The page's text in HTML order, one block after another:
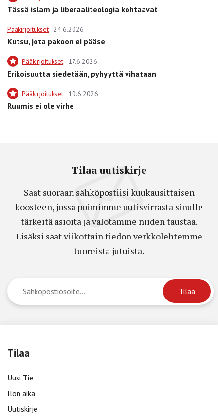
Tässä islam ja liberaaliteologia kohtaavat
Pääkirjoitukset 24.6.2026
Kutsu, jota pakoon ei pääse
Pääkirjoitukset 17.6.2026
Erikoisuutta siedetään, pyhyyttä vihataan
Pääkirjoitukset 10.6.2026
Ruumis ei ole virhe
Tilaa uutiskirje
Saat suoraan sähköpostiisi kuukausittaisen
koosteen, jossa poimimme uutisvirrasta sinulle
tärkeitä asioita ja valotamme niiden taustaa.
Lisäksi saat viikottain tiedon verkkolehtemme
tuoreista jutuista.
Tilaa
Uusi Tie
Ilon aika
Uutiskirje